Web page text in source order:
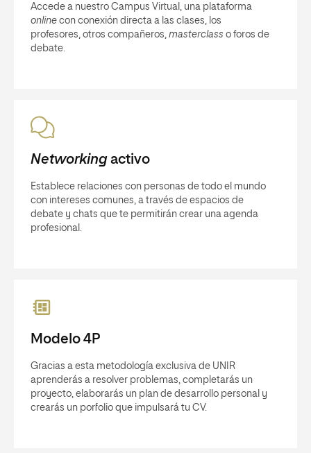
Accede a nuestro Campus Virtual, una plataforma
online con conexión directa a las clases, los
profesores, otros compañeros, masterclass o foros de
debate.
Networkingactivo
Establece relaciones con personas de todo el mundo
con intereses comunes, a través de espacios de
debate y chats que te permitirán crear una agenda
profesional.
Modelo 4P
Gracias a esta metodología exclusiva de UNIR
aprenderás a resolver problemas, completarás un
proyecto, elaborarás un plan de desarrollo personal y
crearás un porfolio que impulsará tu CV.